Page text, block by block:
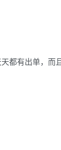
都有出单，而